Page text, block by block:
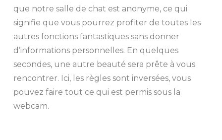
que notre salle de chat est anonyme, ce qui
signifie que vous pourrez profiter de toutes les
autres fonctions fantastiques sans donner
d’informations personnelles. En quelques
secondes, une autre beauté sera prête à vous
rencontrer. Ici, les règles sont inversées, vous
pouvez faire tout ce qui est permis sous la
webcam.